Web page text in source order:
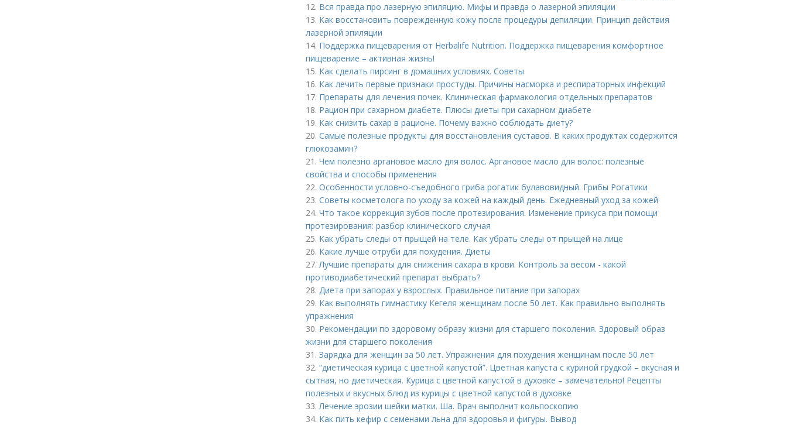
12. Вся правда про лазерную эпиляцию. Мифы и правда о лазерной эпиляции
13. Как восстановить поврежденную кожу после процедуры депиляции. Принцип действия
лазерной эпиляции
14. Поддержка пищеварения от Herbalife Nutrition. Поддержка пищеварения комфортное
пищеварение – активная жизнь!
15. Как сделать пирсинг в домашних условиях. Советы
16. Как лечить первые признаки простуды. Причины насморка и респираторных инфекций
17. Препараты для лечения почек. Клиническая фармакология отдельных препаратов
18. Рацион при сахарном диабете. Плюсы диеты при сахарном диабете
19. Как снизить сахар в рационе. Почему важно соблюдать диету?
20. Самые полезные продукты для восстановления суставов. В каких продуктах содержится
глюкозамин?
21. Чем полезно аргановое масло для волос. Аргановое масло для волос: полезные
свойства и способы применения
22. Особенности условно-съедобного гриба рогатик булавовидный. Грибы Рогатики
23. Советы косметолога по уходу за кожей на каждый день. Ежедневный уход за кожей
24. Что такое коррекция зубов после протезирования. Изменение прикуса при помощи
протезирования: разбор клинического случая
25. Как убрать следы от прыщей на теле. Как убрать следы от прыщей на лице
26. Какие лучше отруби для похудения. Диеты
27.Лучшие препараты для снижения сахара в крови. Контроль за весом - какой
противодиабетический препарат выбрать?
28. Диета при запорах у взрослых. Правильное питание при запорах
29. Как выполнять гимнастику Кегеля женщинам после 50 лет. Как правильно выполнять
упражнения
30. Рекомендации по здоровому образу жизни для старшего поколения. Здоровый образ
жизни для старшего поколения
31. Зарядка для женщин за 50 лет. Упражнения для похудения женщинам после 50 лет
32. “диетическая курица с цветной капустой”. Цветная капуста с куриной грудкой – вкусная и
сытная, но диетическая. Курица с цветной капустой в духовке – замечательно! Рецепты
полезных и вкусных блюд из курицы с цветной капустой в духовке
33.Лечение эрозии шейки матки. Ша. Врач выполнит кольпоскопию
34. Как пить кефир с семенами льна для здоровья и фигуры. Вывод